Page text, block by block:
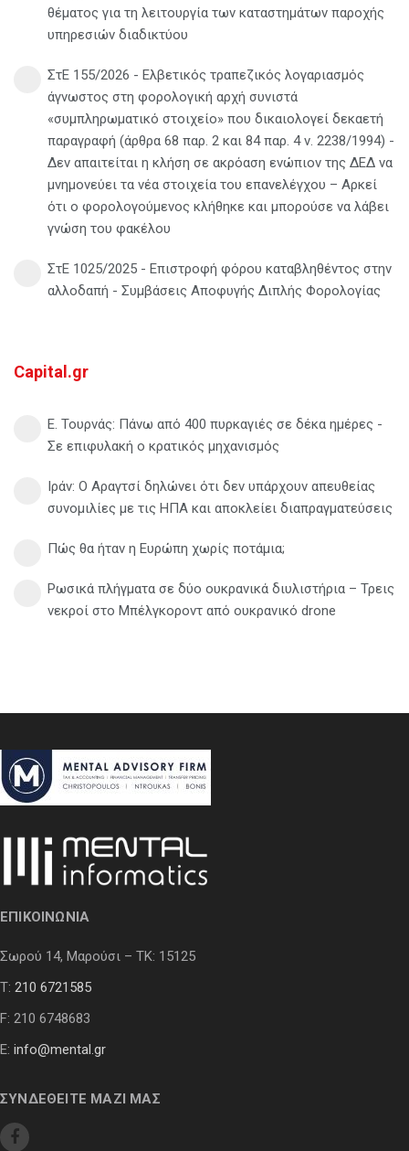
θέματος για τη λειτουργία των καταστημάτων παροχής
υπηρεσιών διαδικτύου
ΣτΕ 155/2026 - Ελβετικός τραπεζικός λογαριασμός
άγνωστος στη φορολογική αρχή συνιστά
«συμπληρωματικό στοιχείο» που δικαιολογεί δεκαετή
παραγραφή (άρθρα 68 παρ. 2 και 84 παρ. 4 ν. 2238/1994) -
Δεν απαιτείται η κλήση σε ακρόαση ενώπιον της ΔΕΔ να
μνημονεύει τα νέα στοιχεία του επανελέγχου – Αρκεί
ότι ο φορολογούμενος κλήθηκε και μπορούσε να λάβει
γνώση του φακέλου
ΣτΕ 1025/2025 - Επιστροφή φόρου καταβληθέντος στην
αλλοδαπή - Συμβάσεις Αποφυγής Διπλής Φορολογίας
Capital.gr
Ε. Τουρνάς: Πάνω από 400 πυρκαγιές σε δέκα ημέρες -
Σε επιφυλακή ο κρατικός μηχανισμός
Ιράν: Ο Αραγτσί δηλώνει ότι δεν υπάρχουν απευθείας
συνομιλίες με τις ΗΠΑ και αποκλείει διαπραγματεύσεις
Πώς θα ήταν η Ευρώπη χωρίς ποτάμια;
Ρωσικά πλήγματα σε δύο ουκρανικά διυλιστήρια – Τρεις
νεκροί στο Μπέλγκοροντ από ουκρανικό drone
ΕΠΙΚΟΙΝΩΝΙΑ
Σωρού 14, Μαρούσι – ΤΚ: 15125
Τ: 210 6721585
F: 210 6748683
E: info@mental.gr
ΣΥΝΔΕΘΕΙΤΕ ΜΑΖΙ ΜΑΣ